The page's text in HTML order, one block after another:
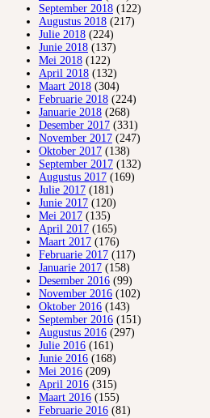
September 2018 (122)
Augustus 2018 (217)
Julie 2018 (224)
Junie 2018 (137)
Mei 2018 (122)
April 2018 (132)
Maart 2018 (304)
Februarie 2018 (224)
Januarie 2018 (268)
Desember 2017 (331)
November 2017 (247)
Oktober 2017 (138)
September 2017 (132)
Augustus 2017 (169)
Julie 2017 (181)
Junie 2017 (120)
Mei 2017 (135)
April 2017 (165)
Maart 2017 (176)
Februarie 2017 (117)
Januarie 2017 (158)
Desember 2016 (99)
November 2016 (102)
Oktober 2016 (143)
September 2016 (151)
Augustus 2016 (297)
Julie 2016 (161)
Junie 2016 (168)
Mei 2016 (209)
April 2016 (315)
Maart 2016 (155)
Februarie 2016 (81)